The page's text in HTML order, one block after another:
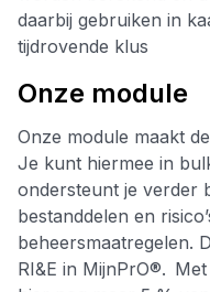
daarbij gebruiken in
tijdrovende klus
Onze module
Onze module maakt
Je kunt hiermee in
ondersteunt je verder
bestanddelen en
beheersmaatregelen.
RI&E in MijnPrO®.